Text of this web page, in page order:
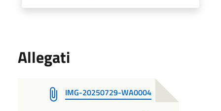
Allegati
IMG-20250729-WA0004